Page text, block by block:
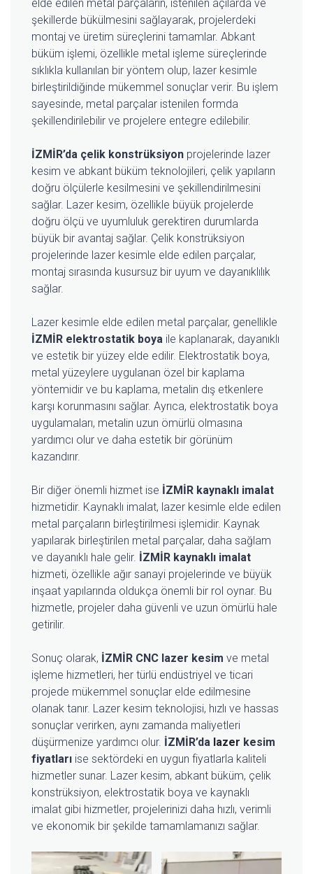
elde edilen metal parçaların, istenilen açılarda ve
şekillerde bükülmesini sağlayarak, projelerdeki
montaj ve üretim süreçlerini tamamlar. Abkant
büküm işlemi, özellikle metal işleme süreçlerinde
sıklıkla kullanılan bir yöntem olup, lazer kesimle
birleştirildiğinde mükemmel sonuçlar verir. Bu işlem
sayesinde, metal parçalar istenilen formda
şekillendirilebilir ve projelere entegre edilebilir.
İZMİR’da çelik konstrüksiyon projelerinde lazer
kesim ve abkant büküm teknolojileri, çelik yapıların
doğru ölçülerle kesilmesini ve şekillendirilmesini
sağlar. Lazer kesim, özellikle büyük projelerde
doğru ölçü ve uyumluluk gerektiren durumlarda
büyük bir avantaj sağlar. Çelik konstrüksiyon
projelerinde lazer kesimle elde edilen parçalar,
montaj sırasında kusursuz bir uyum ve dayanıklılık
sağlar.
Lazer kesimle elde edilen metal parçalar, genellikle
İZMİR elektrostatik boya ile kaplanarak, dayanıklı
ve estetik bir yüzey elde edilir. Elektrostatik boya,
metal yüzeylere uygulanan özel bir kaplama
yöntemidir ve bu kaplama, metalin dış etkenlere
karşı korunmasını sağlar. Ayrıca, elektrostatik boya
uygulamaları, metalin uzun ömürlü olmasına
yardımcı olur ve daha estetik bir görünüm
kazandırır.
Bir diğer önemli hizmet ise İZMİR kaynaklı imalat
hizmetidir. Kaynaklı imalat, lazer kesimle elde edilen
metal parçaların birleştirilmesi işlemidir. Kaynak
yapılarak birleştirilen metal parçalar, daha sağlam
ve dayanıklı hale gelir. İZMİR kaynaklı imalat
hizmeti, özellikle ağır sanayi projelerinde ve büyük
inşaat yapılarında oldukça önemli bir rol oynar. Bu
hizmetle, projeler daha güvenli ve uzun ömürlü hale
getirilir.
Sonuç olarak, İZMİR CNC lazer kesim ve metal
işleme hizmetleri, her türlü endüstriyel ve ticari
projede mükemmel sonuçlar elde edilmesine
olanak tanır. Lazer kesim teknolojisi, hızlı ve hassas
sonuçlar verirken, aynı zamanda maliyetleri
düşürmenize yardımcı olur. İZMİR’da lazer kesim
fiyatları ise sektördeki en uygun fiyatlarla kaliteli
hizmetler sunar. Lazer kesim, abkant büküm, çelik
konstrüksiyon, elektrostatik boya ve kaynaklı
imalat gibi hizmetler, projelerinizi daha hızlı, verimli
ve ekonomik bir şekilde tamamlamanızı sağlar.